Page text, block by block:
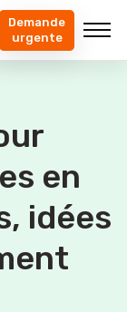
Demande
urgente
en
idées